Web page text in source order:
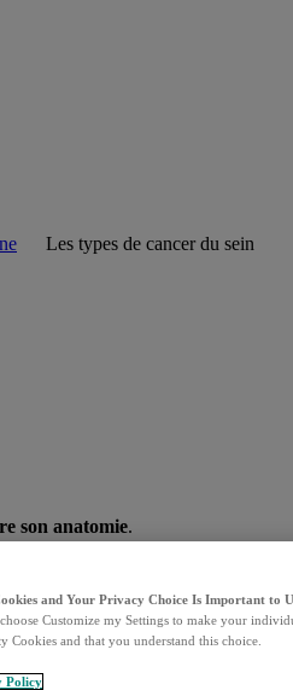
Les types de cancer du sein
son anatomie.
lobes, séparées les unes des
de lait. Les lobes sont reliés
, une zone de couleur plus foncée.
and Your Privacy Choice Is Important to
Customize my Settings to make your
Cookies and that you understand this choice.
Policy